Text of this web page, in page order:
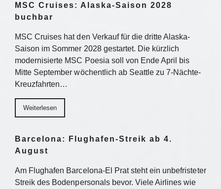
MSC Cruises: Alaska-Saison 2028
buchbar
MSC Cruises hat den Verkauf für die dritte Alaska-
Saison im Sommer 2028 gestartet. Die kürzlich
modernisierte MSC Poesia soll von Ende April bis
Mitte September wöchentlich ab Seattle zu 7-Nächte-
Kreuzfahrten…
Weiterlesen
Barcelona: Flughafen-Streik ab 4.
August
Am Flughafen Barcelona-El Prat steht ein unbefristeter
Streik des Bodenpersonals bevor. Viele Airlines wie